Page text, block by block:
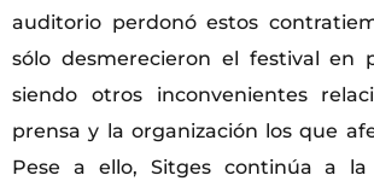
auditorio perdonó estos
sólo desmerecieron el festival en
siendo otros inconvenientes
prensa y la organización los que
Pese a ello, Sitges continúa a